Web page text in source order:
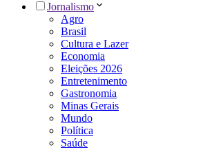
Jornalismo
Agro
Brasil
Cultura e Lazer
Economia
Eleições 2026
Entretenimento
Gastronomia
Minas Gerais
Mundo
Política
Saúde